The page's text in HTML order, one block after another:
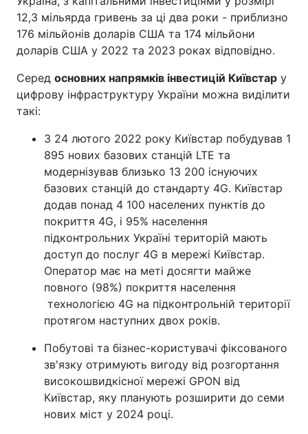
12,3 мільярда гривень за ці два роки - приблизно
176 мільйонів доларів США та 174 мільйони
доларів США у 2022 та 2023 роках відповідно.
Серед основних напрямків інвестицій Київстар у
цифрову інфраструктуру України можна виділити
такі:
З 24 лютого 2022 року Київстар побудував 1
895 нових базових станцій LTE та
модернізував близько 13 200 існуючих
базових станцій до стандарту 4G. Київстар
додав понад 4 100 населених пунктів до
покриття 4G, і 95% населення
підконтрольних Україні територій мають
доступ до послуг 4G в мережі Київстар.
Оператор має на меті досягти майже
повного (98%) покриття населення
технологією 4G на підконтрольній території
протягом наступних двох років.
Побутові та бізнес-користувачі фіксованого
зв'язку отримують вигоду від розгортання
високошвидкісної мережі GPON від
Київстар, яку планують розширити до семи
нових міст у 2024 році.